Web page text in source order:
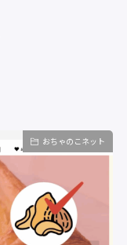
おちゃのこネット